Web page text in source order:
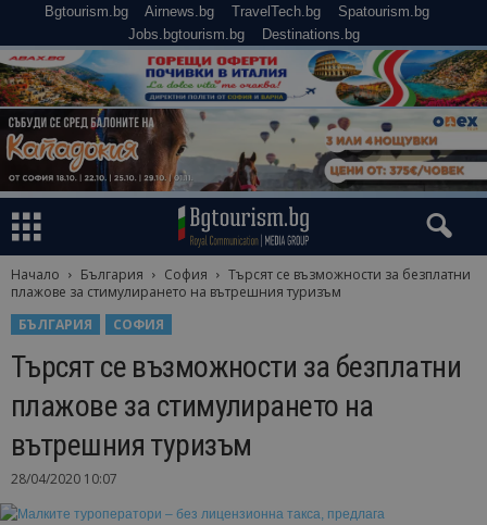
Bgtourism.bg Airnews.bg TravelTech.bg
Spatourism.bg
Jobs.bgtourism.bg
Destinations.bg
Начало България София
Търсят се възможности за безплатни
плажове за стимулирането на вътрешния туризъм
БЪЛГАРИЯ
СОФИЯ
Търсят се възможности за безплатни
плажове за стимулирането на
вътрешния туризъм
28/04/2020 10:07